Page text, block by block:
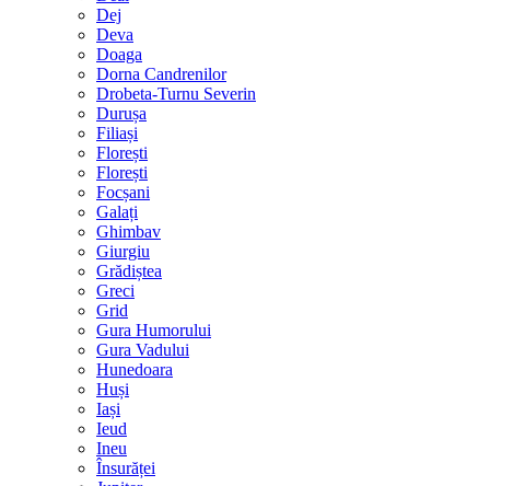
Dej
Deva
Doaga
Dorna Candrenilor
Drobeta-Turnu Severin
Durușa
Filiași
Florești
Florești
Focșani
Galați
Ghimbav
Giurgiu
Grădiștea
Greci
Grid
Gura Humorului
Gura Vadului
Hunedoara
Huși
Iași
Ieud
Ineu
Însurăței